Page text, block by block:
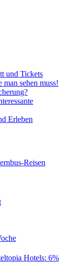
und Tickets
man sehen muss!
Erleben
Reisen
Hotels: 6%